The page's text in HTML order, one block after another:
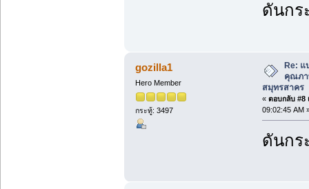
ดันก
gozilla1
Hero Member
กระทู้: 3497
Re: แ
คุณภา
สมุทรสาคร
« ตอบกลับ #8
09:02:45 AM
ดันก